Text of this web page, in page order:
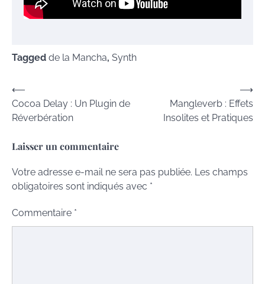
Tagged de la Mancha, Synth
Navigation
de
⟵
Cocoa Delay : Un Plugin de
Réverbération
Mangleverb : Effets
Insolites et Pratiques
⟶
Laisser un commentaire
Votre adresse e-mail ne sera pas publiée. Les champs
obligatoires sont indiqués avec *
Commentaire *